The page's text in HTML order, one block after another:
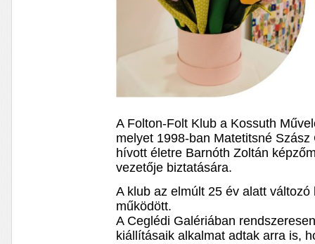
A Folton-Folt Klub a Kossuth
melyet 1998-ban Matetitsné
hívott életre Barnóth Zoltán
vezetője biztatására.
A klub az elmúlt 25 év alatt
működött.
A Ceglédi Galériában
kiállításaik alkalmat adtak arra is,